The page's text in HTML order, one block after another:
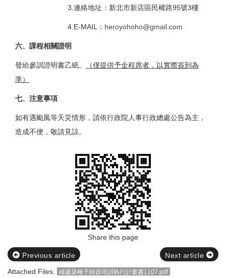
3.連絡地址：新北市新店區民權路95號3樓
4.E-MAIL： heroyohoho@gmail.com
六、課程相關證明
發給參訓證明書乙紙。
（僅提供予全程席者，以實際簽到為
準）
七、注意事項
如有遇颱風等天災情形，請依行政院人事行政總處公告為主，
造成不便，敬請見諒。
Share this page
Previous article
Next article
Attached Files:
綠建築種子師資培訓執行計畫書1107.pdf